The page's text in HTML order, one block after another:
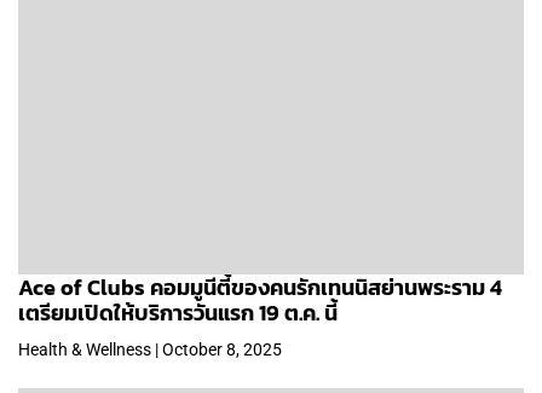
Ace of Clubs คอมมูนีตี้ของคนรักเทนนิสย่านพระราม 4
เตรียมเปิดให้บริการวันแรก 19 ต.ค. นี้
Health & Wellness | October 8, 2025